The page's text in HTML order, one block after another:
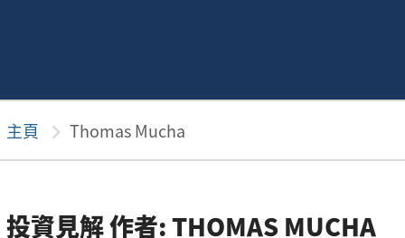
主頁 chevron_right Thomas Mucha
投資見解 作者: THOMAS MUCHA